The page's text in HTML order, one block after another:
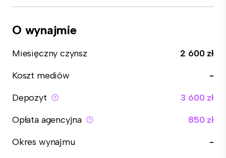
O wynajmie
Miesięczny czynsz
2 600 zł
Koszt mediów
-
Depozyt
3 600 zł
Opłata agencyjna
850 zł
Okres wynajmu
-